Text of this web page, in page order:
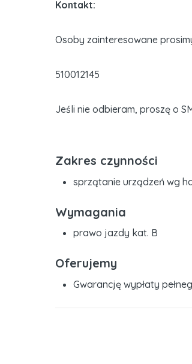
Kontakt:
Osoby zainteresowane
510012145
Jeśli nie odbieram, proszę o
Zakres czynności
sprzątanie urządzeń wg
Wymagania
prawo jazdy kat. B
Oferujemy
Gwarancję wypłaty